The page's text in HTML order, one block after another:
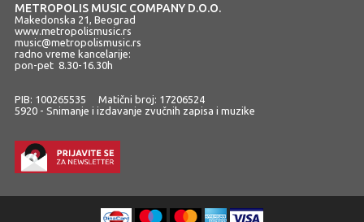
METROPOLIS MUSIC COMPANY D.O.O.
Makedonska 21, Beograd
www.metropolismusic.rs
music@metropolismusic.rs
radno vreme kancelarije:
pon-pet 8.30-16.30h
PIB: 100265535 Matični broj: 17206524
5920 - Snimanje i izdavanje zvučnih zapisa i muzike